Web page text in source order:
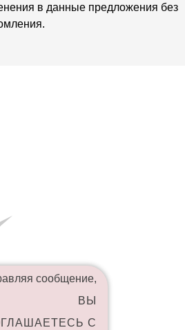
сообщение,
ВЫ
С
в данные предложения без